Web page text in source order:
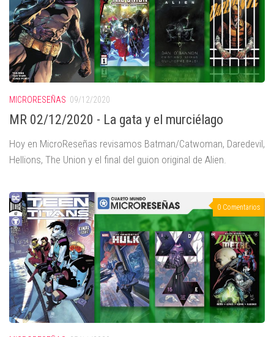
MICRORESEÑAS 09/12/2020
MR 02/12/2020 - La gata y el murciélago
Hoy en MicroReseñas revisamos Batman/Catwoman, Daredevil,
Hellions, The Union y el final del guion original de Alien.
0 Comentarios